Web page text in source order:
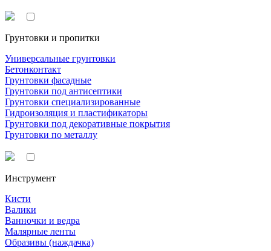
Грунтовки и пропитки
Универсальные грунтовки
Бетонконтакт
Грунтовки фасадные
Грунтовки под антисептики
Грунтовки специализированные
Гидроизоляция и пластификаторы
Грунтовки под декоративные покрытия
Грунтовки по металлу
Инструмент
Кисти
Валики
Ванночки и ведра
Малярные ленты
Образивы (наждачка)